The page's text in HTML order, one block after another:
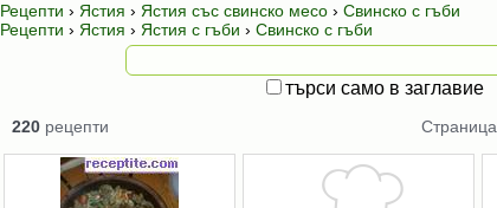
Рецепти › Ястия › Ястия със свинско месо › Свинско с гъби
Рецепти › Ястия › Ястия с гъби › Свинско с гъби
търси само в заглавие
220 рецепти Страница